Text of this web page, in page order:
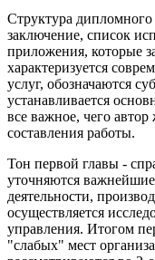
Структура дипломного
заключение, список
приложения, которые
характеризуется
услуг, обозначаются
устанавливается
все важное, чего автор
составления работы.
Тон первой главы -
уточняются
деятельности,
осуществляется
управления. Итогом
"слабых" мест